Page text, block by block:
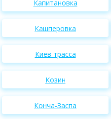
Капитановка
Кашперовка
Киев трасса
Козин
Конча-Заспа